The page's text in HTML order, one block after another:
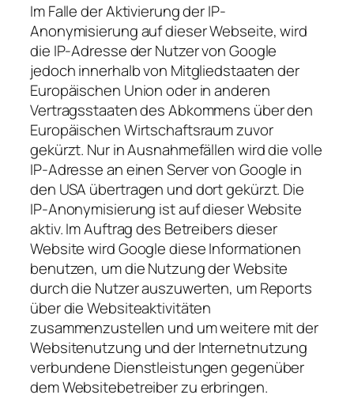
Im Falle der Aktivierung der IP-
Anonymisierung auf dieser Webseite, wird
die IP-Adresse der Nutzer von Google
jedoch innerhalb von Mitgliedstaaten der
Europäischen Union oder in anderen
Vertragsstaaten des Abkommens über den
Europäischen Wirtschaftsraum zuvor
gekürzt. Nur in Ausnahmefällen wird die volle
IP-Adresse an einen Server von Google in
den USA übertragen und dort gekürzt. Die
IP-Anonymisierung ist auf dieser Website
aktiv. Im Auftrag des Betreibers dieser
Website wird Google diese Informationen
benutzen, um die Nutzung der Website
durch die Nutzer auszuwerten, um Reports
über die Websiteaktivitäten
zusammenzustellen und um weitere mit der
Websitenutzung und der Internetnutzung
verbundene Dienstleistungen gegenüber
dem Websitebetreiber zu erbringen.